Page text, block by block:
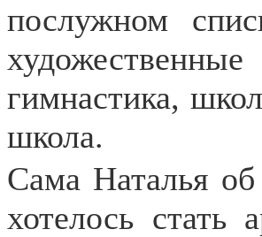
послужном
гимнастика,
школа.
Сама Наталья об
хотелось стать